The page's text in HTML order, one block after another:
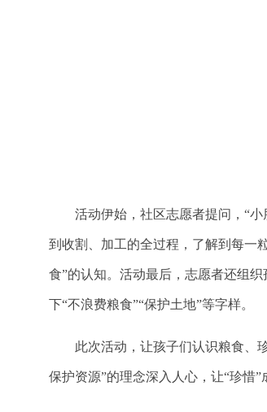
活动伊始，社区志愿者提问，“
到收割、加工的全过程，了解到每一
食”的认知。活动最后， 志愿者还组织
下“不浪费粮食”“保护土地”等字样。
此次活动，让孩子们认识粮食、
保护资源”的理念深入人心，让“珍惜